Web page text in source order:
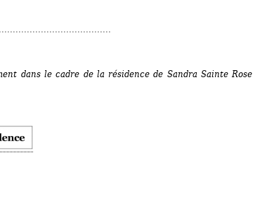
dans le cadre de la résidence de Sandra Sainte Rose